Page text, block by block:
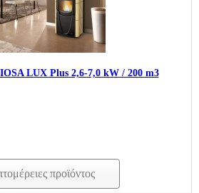
LUX Plus 2,6-7,0 kW / 200 m3
προϊόντος